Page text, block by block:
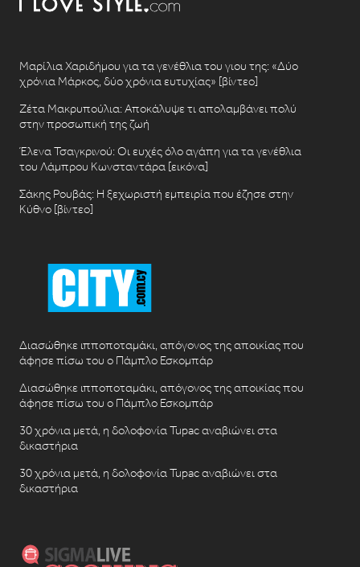
Μαρίλια Χαριδήμου για τα γενέθλια του γιου της: «Δύο
χρόνια Μάρκος, δύο χρόνια ευτυχίας» [βίντεο]
Ζέτα Μακρυπούλια: Αποκάλυψε τι απολαμβάνει πολύ
στην προσωπική της ζωή
Έλενα Τσαγκρινού: Οι ευχές όλο αγάπη για τα γενέθλια
του Λάμπρου Κωνσταντάρα [εικόνα]
Σάκης Ρουβάς: Η ξεχωριστή εμπειρία που έζησε στην
Κύθνο [βίντεο]
Διασώθηκε ιπποποταμάκι, απόγονος της αποικίας που
άφησε πίσω του ο Πάμπλο Εσκομπάρ
Διασώθηκε ιπποποταμάκι, απόγονος της αποικίας που
άφησε πίσω του ο Πάμπλο Εσκομπάρ
30 χρόνια μετά, η δολοφονία Tupac αναβιώνει στα
δικαστήρια
30 χρόνια μετά, η δολοφονία Tupac αναβιώνει στα
δικαστήρια